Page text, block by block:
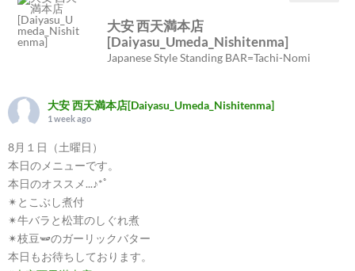
大安 西天満本店
[Daiyasu_Umeda_Nishitenma]
Japanese Style Standing BAR=Tachi-Nomi
大安 西天満本店[Daiyasu_Umeda_Nishitenma]
1 week ago
8月１日（土曜日）
本日のメニューです。
本日のオススメ...♪*ﾟ
✴︎とこぶし煮付
✴︎牛バラと松茸のしぐれ煮
✴︎枝豆🫛のガーリックバター
本日もお待ちしております。